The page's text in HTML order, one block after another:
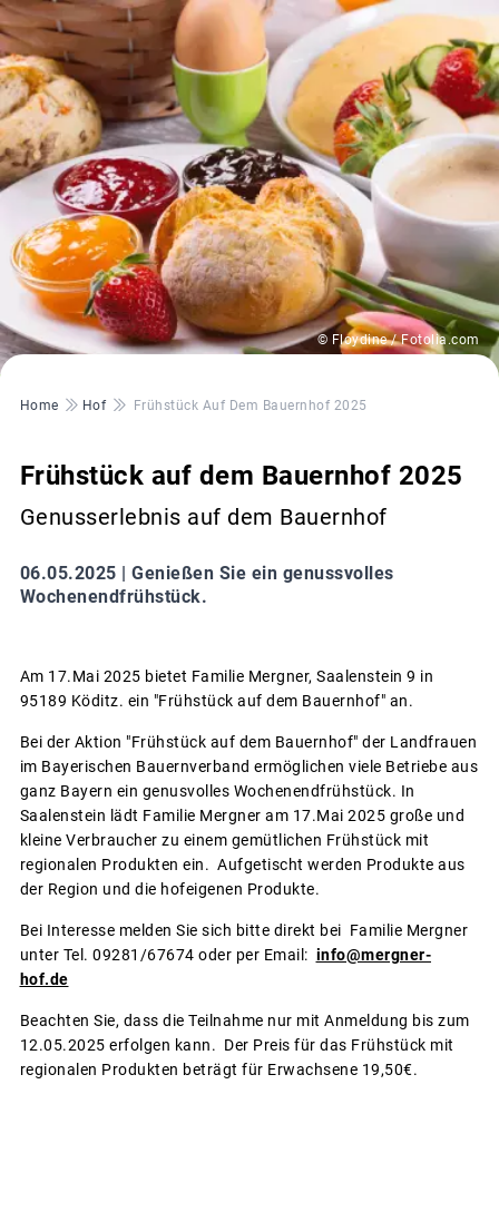
© Floydine / Fotolia.com
Pfadnavigation
Home Hof Frühstück Auf Dem Bauernhof 2025
Frühstück auf dem Bauernhof 2025
Genusserlebnis auf dem Bauernhof
06.05.2025 | Genießen Sie ein genussvolles
Wochenendfrühstück.
Am 17.Mai 2025 bietet Familie Mergner, Saalenstein 9 in
95189 Köditz. ein "Frühstück auf dem Bauernhof" an.
Bei der Aktion "Frühstück auf dem Bauernhof" der Landfrauen
im Bayerischen Bauernverband ermöglichen viele Betriebe aus
ganz Bayern ein genusvolles Wochenendfrühstück. In
Saalenstein lädt Familie Mergner am 17.Mai 2025 große und
kleine Verbraucher zu einem gemütlichen Frühstück mit
regionalen Produkten ein. Aufgetischt werden Produkte aus
der Region und die hofeigenen Produkte.
Bei Interesse melden Sie sich bitte direkt bei Familie Mergner
unter Tel. 09281/67674 oder per Email: info@mergner-
hof.de
Beachten Sie, dass die Teilnahme nur mit Anmeldung bis zum
12.05.2025 erfolgen kann. Der Preis für das Frühstück mit
regionalen Produkten beträgt für Erwachsene 19,50€.